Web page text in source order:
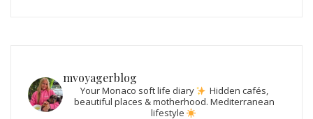
mvoyagerblog
Your Monaco soft life diary
Hidden cafés,
beautiful places & motherhood. Mediterranean
lifestyle